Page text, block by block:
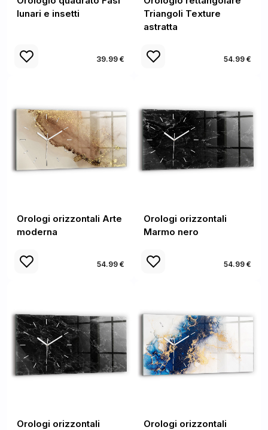
lunari e insetti
39.99 €
Triangoli Texture
astratta
54.99 €
Orologi orizzontali Arte
moderna
54.99 €
Orologi orizzontali
Marmo nero
54.99 €
Orologi orizzontali
Orologi orizzontali